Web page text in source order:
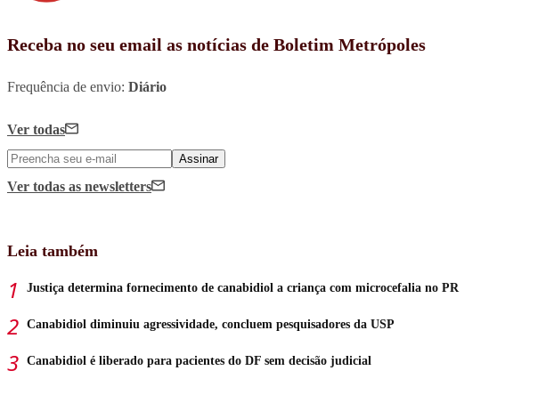
Receba no seu email as notícias de Boletim Metrópoles
Frequência de envio: Diário
Ver todas
Assinar
Ver todas as newsletters
Leia também
Justiça determina fornecimento de canabidiol a criança com microcefalia no PR
Canabidiol diminuiu agressividade, concluem pesquisadores da USP
Canabidiol é liberado para pacientes do DF sem decisão judicial